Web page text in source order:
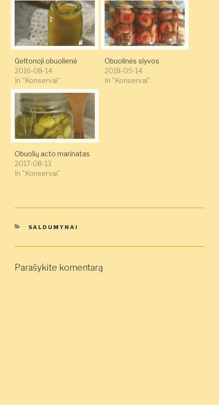
Geltonoji obuolienė
2016-08-14
In "Konservai"
Obuolinės slyvos
2018-09-14
In "Konservai"
Obuolių acto marinatas
2017-08-13
In "Konservai"
KATEGORIJOS
SALDUMYNAI
Parašykite komentarą